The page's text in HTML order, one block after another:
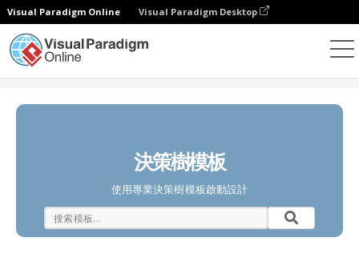
Visual Paradigm Online Visual Paradigm Desktop
決策樹模板
使用專業決策樹模板啟動設計